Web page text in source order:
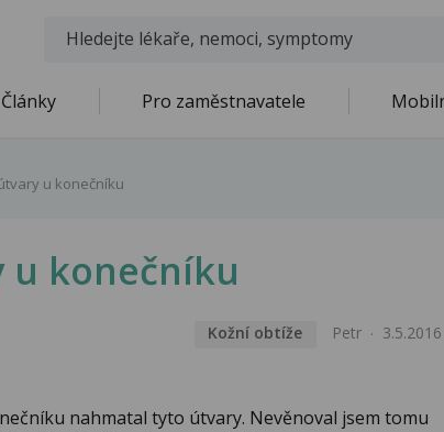
Články Pro zaměstnavatele
u konečníku
u konečníku
Kožní obtíže Petr 3.5.2016
nahmatal tyto útvary. Nevěnoval jsem tomu